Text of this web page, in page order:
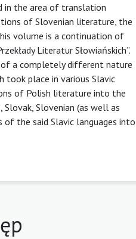
in the area of translation
of Slovenian literature, the
volume is a continuation of
Literatur Słowiańskich”.
of a completely different nature
place in various Slavic
of Polish literature into the
Slovak, Slovenian (as well as
the said Slavic languages ​​into